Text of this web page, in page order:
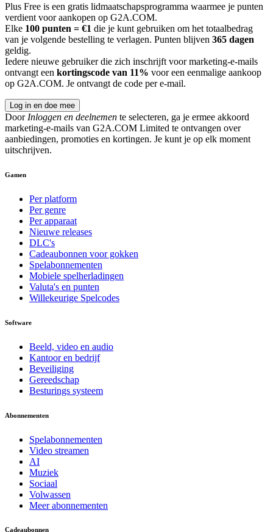
Plus Free is een gratis lidmaatschapsprogramma waarmee je punten
verdient voor aankopen op G2A.COM.
Elke 100 punten = €1 die je kunt gebruiken om het totaalbedrag
van je volgende bestelling te verlagen. Punten blijven 365 dagen
geldig.
Iedere nieuwe gebruiker die zich inschrijft voor marketing-e-mails
ontvangt een kortingscode van 11% voor een eenmalige aankoop
op G2A.COM. Je ontvangt de code per e-mail.
Log in en doe mee
Door Inloggen en deelnemen te selecteren, ga je ermee akkoord
marketing-e-mails van G2A.COM Limited te ontvangen over
aanbiedingen, promoties en kortingen. Je kunt je op elk moment
uitschrijven.
Gamen
Per platform
Per genre
Per apparaat
Nieuwe releases
DLC's
Cadeaubonnen voor gokken
Spelabonnementen
Mobiele spelherladingen
Valuta's en punten
Willekeurige Spelcodes
Software
Beeld, video en audio
Kantoor en bedrijf
Beveiliging
Gereedschap
Besturings systeem
Abonnementen
Spelabonnementen
Video streamen
AI
Muziek
Sociaal
Volwassen
Meer abonnementen
Cadeaubonnen